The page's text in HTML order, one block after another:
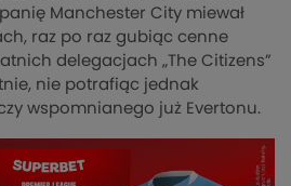
Manchester City miewał
raz po raz gubiąc cenne
delegacjach „The Citizens”
nie potrafiąc jednak
wspomnianego już Evertonu.